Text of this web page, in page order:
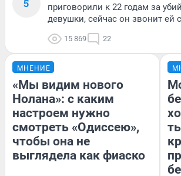
5
приговорили к 22 годам за
девушки, сейчас он звонит ей
15 869 22
МНЕНИЕ
«Мы видим нового
Нолана»: с каким
настроем нужно
смотреть «Одиссею»,
чтобы она не
выглядела как фиаско